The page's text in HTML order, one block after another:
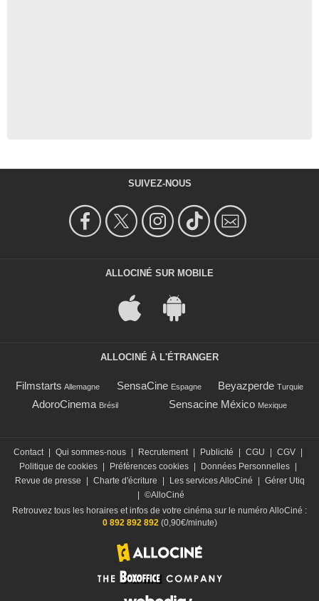
SUIVEZ-NOUS
ALLOCINÉ SUR MOBILE
ALLOCINÉ À L'ÉTRANGER
Filmstarts Allemagne SensaCine Espagne Beyazperde Turquie
AdoroCinema Brésil Sensacine México Mexique
Contact | Qui sommes-nous | Recrutement | Publicité | CGU | CGV |
Politique de cookies | Préférences cookies | Données Personnelles |
Revue de presse
| Charte d'écriture | Les services AlloCiné | Gérer Utiq
| ©AlloCiné
Retrouvez tous les horaires et infos de votre cinéma sur le numéro AlloCiné :
0 892 892 892(0,90€/minute)